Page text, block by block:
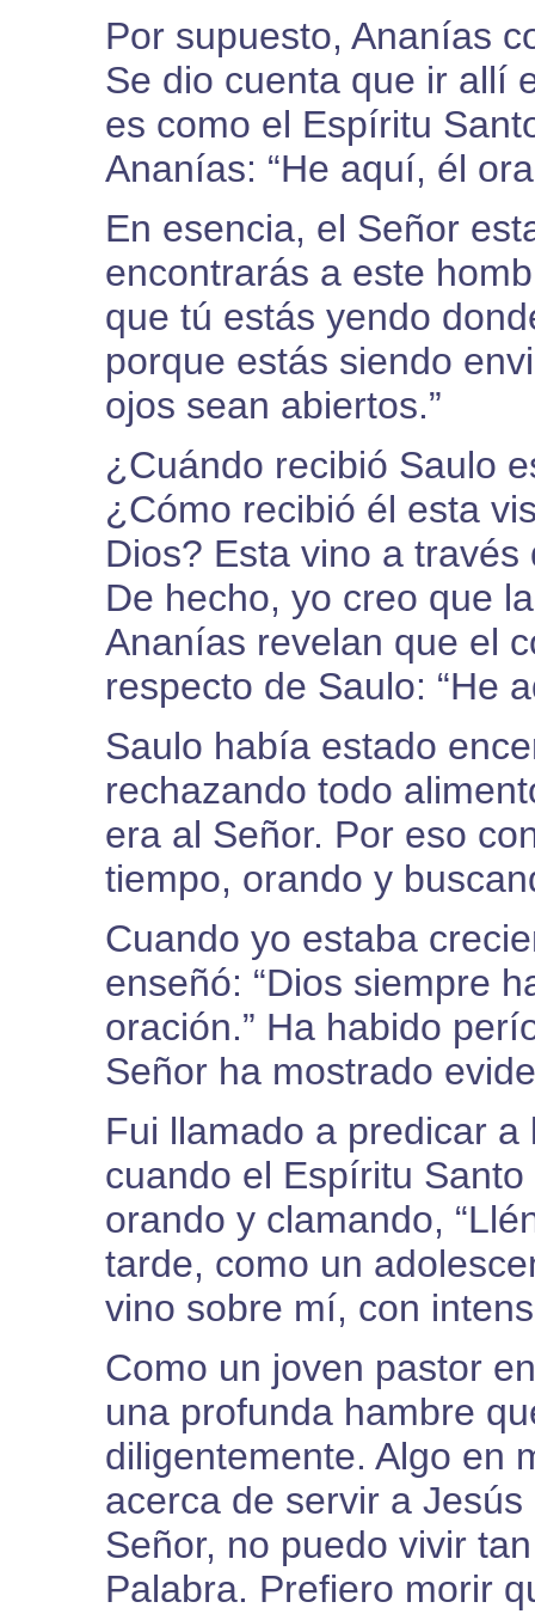
Por supuesto, Ananías
Se dio cuenta que ir allí
es como el Espíritu
Ananías: “He aquí, él
En esencia, el Señor
encontrarás a este
que tú estás yendo
porque estás siendo
ojos sean abiertos.”
¿Cuándo recibió Saulo
¿Cómo recibió él esta
Dios? Esta vino a
De hecho, yo creo que
Ananías revelan que el
respecto de Saulo: “He
Saulo había estado
rechazando todo
era al Señor. Por eso
tiempo, orando y
Cuando yo estaba
enseñó: “Dios siempre
oración.” Ha habido
Señor ha mostrado
Fui llamado a predicar
cuando el Espíritu
orando y clamando,
tarde, como un
vino sobre mí, con
Como un joven pastor
una profunda hambre
diligentemente. Algo en
acerca de servir a
Señor, no puedo vivir
Palabra. Prefiero morir